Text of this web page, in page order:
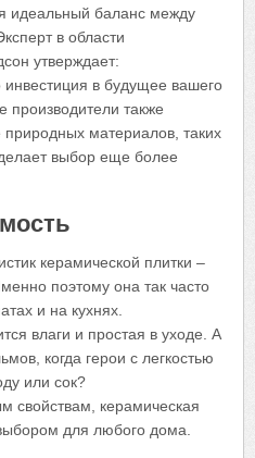
идеальный баланс между
в области
утверждает:
инвестиция в будущее вашего
также
материалов, таких
выбор еще более
керамической плитки –
поэтому она так часто
и на кухнях.
влаги и простая в уходе. А
когда герои с легкостью
или сок?
свойствам, керамическая
для любого дома.